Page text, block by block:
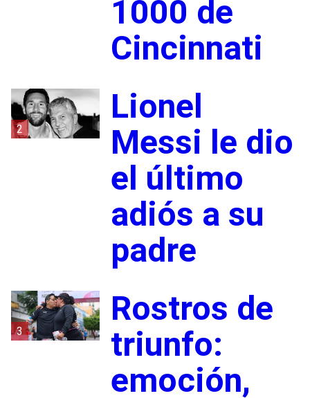
1000 de
Cincinnati
2
Lionel
Messi le dio
el último
adiós a su
padre
3
Rostros de
triunfo:
emoción,